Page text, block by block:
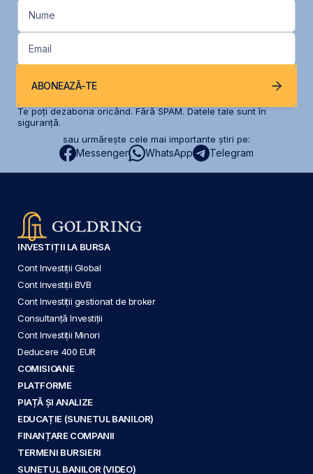
Nume
Email
ABONEAZĂ-TE
Te poți dezabona oricând. Fără SPAM. Datele tale sunt în
siguranță.
sau urmărește cele mai importante știri pe:
Messenger WhatsApp Telegram
INVESTIȚII LA BURSA
Cont Investiții Global
Cont Investiții BVB
Cont Investiții gestionat de broker
Consultanță Investiții
Cont Investiții Minori
Deducere 400 EUR
COMISIOANE
PLATFORME
PIAȚĂ ȘI ANALIZE
EDUCAȚIE (SUNETUL BANILOR)
FINANȚARE COMPANII
TERMENI BURSIERI
SUNETUL BANILOR (VIDEO)